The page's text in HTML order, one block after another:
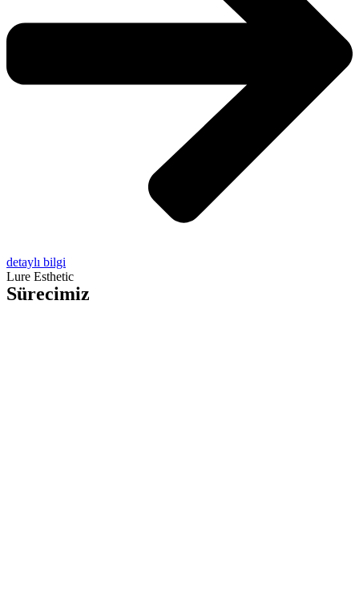
detaylı bilgi
Lure Esthetic
Sürecimiz